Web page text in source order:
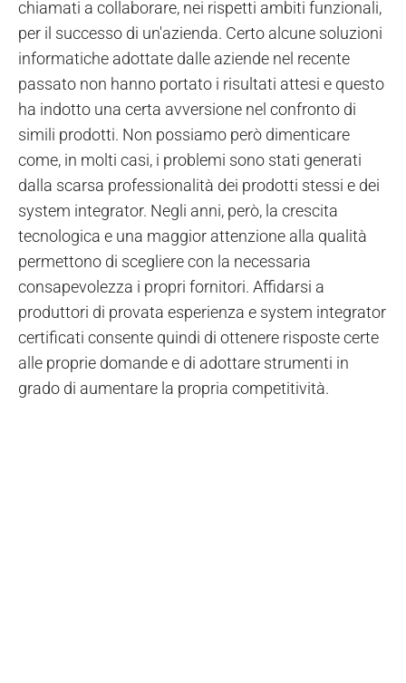
chiamati a collaborare, nei rispetti ambiti funzionali,
per il successo di un'azienda. Certo alcune soluzioni
informatiche adottate dalle aziende nel recente
passato non hanno portato i risultati attesi e questo
ha indotto una certa avversione nel confronto di
simili prodotti. Non possiamo però dimenticare
come, in molti casi, i problemi sono stati generati
dalla scarsa professionalità dei prodotti stessi e dei
system integrator. Negli anni, però, la crescita
tecnologica e una maggior attenzione alla qualità
permettono di scegliere con la necessaria
consapevolezza i propri fornitori. Affidarsi a
produttori di provata esperienza e system integrator
certificati consente quindi di ottenere risposte certe
alle proprie domande e di adottare strumenti in
grado di aumentare la propria competitività.